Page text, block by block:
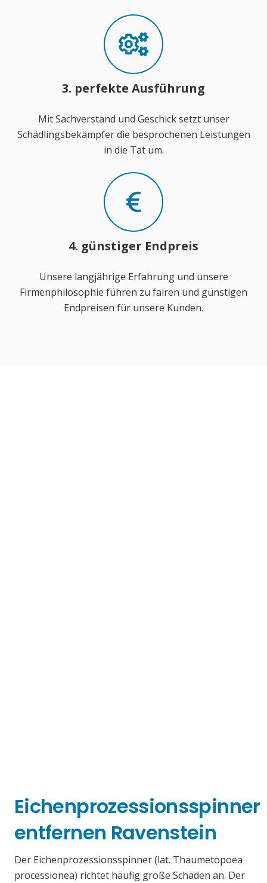
3. perfekte Ausführung
Mit Sachverstand und Geschick setzt unser
Schädlingsbekämpfer die besprochenen Leistungen
in die Tat um.
4. günstiger Endpreis
Unsere langjährige Erfahrung und unsere
Firmenphilosophie führen zu fairen und günstigen
Endpreisen für unsere Kunden.
Eichenprozessionsspinner
entfernen Ravenstein
Der Eichenprozessionsspinner (lat. Thaumetopoea
processionea) richtet häufig große Schäden an. Der